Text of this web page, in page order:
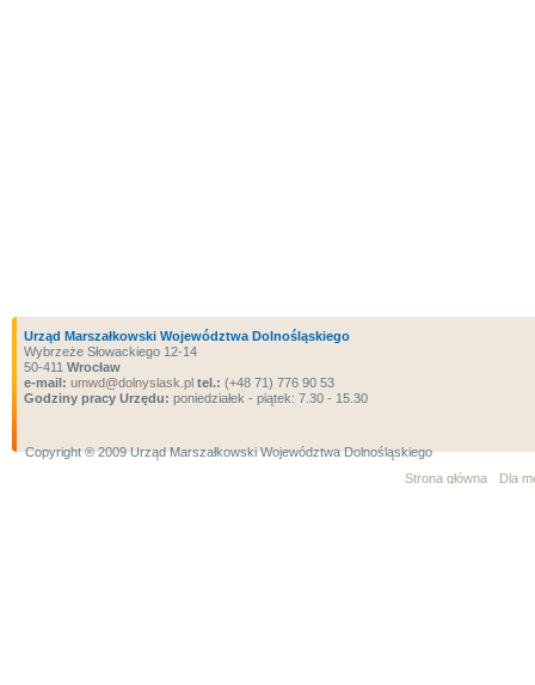
Urząd Marszałkowski Województwa Dolnośląskiego
Wybrzeże Słowackiego 12-14
50-411 Wrocław
e-mail: umwd@dolnyslask.pl tel.: (+48 71) 776 90 53
Godziny pracy Urzędu: poniedziałek - piątek: 7.30 - 15.30
Copyright ® 2009 Urząd Marszałkowski Województwa Dolnośląskiego
Strona główna
Dla